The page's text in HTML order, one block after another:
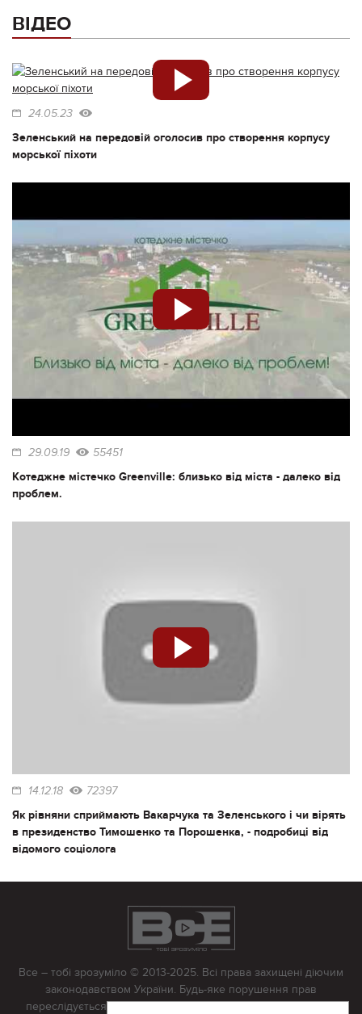
ВІДЕО
24.05.23
Зеленський на передовій оголосив про створення корпусу
морської піхоти
29.09.19 55451
Котеджне містечко Greenville: близько від міста - далеко від
проблем.
14.12.18 72397
Як рівняни сприймають Вакарчука та Зеленського і чи вірять
в президенство Тимошенко та Порошенка, - подробиці від
відомого соціолога
Все – тобі зрозуміло © 2013-2025. Всі права захищені діючим
законодавством України. Будь-яке порушення прав
переслідується в судовому порядку. Будь-яке відтворення